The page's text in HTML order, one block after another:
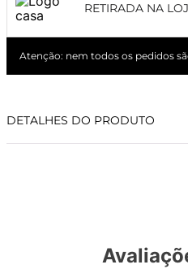
RETIRADA NA
Atenção: nem todos os pedidos
DETALHES DO PRODUTO